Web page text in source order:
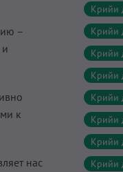
–
к
нас
Крийи
Крийи
Крийи
Крийи
Крийи
Крийи
Крийи
Крийи